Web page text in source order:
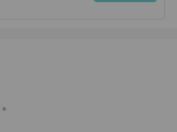
mattyboy 短袖 T恤